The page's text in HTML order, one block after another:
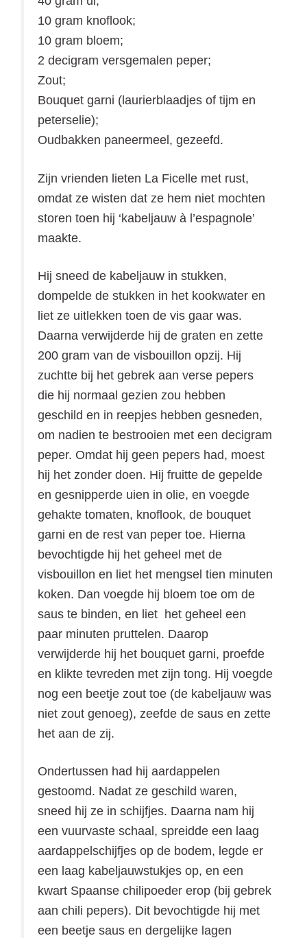
10 gram knoflook;
10 gram bloem;
2 decigram versgemalen peper;
Zout;
Bouquet garni (laurierblaadjes of tijm en
peterselie);
Oudbakken paneermeel, gezeefd.
Zijn vrienden lieten La Ficelle met rust,
omdat ze wisten dat ze hem niet mochten
storen toen hij ‘kabeljauw à l’espagnole’
maakte.
Hij sneed de kabeljauw in stukken,
dompelde de stukken in het kookwater en
liet ze uitlekken toen de vis gaar was.
Daarna verwijderde hij de graten en zette
200 gram van de visbouillon opzij. Hij
zuchtte bij het gebrek aan verse pepers
die hij normaal gezien zou hebben
geschild en in reepjes hebben gesneden,
om nadien te bestrooien met een decigram
peper. Omdat hij geen pepers had, moest
hij het zonder doen. Hij fruitte de gepelde
en gesnipperde uien in olie, en voegde
gehakte tomaten, knoflook, de bouquet
garni en de rest van peper toe. Hierna
bevochtigde hij het geheel met de
visbouillon en liet het mengsel tien minuten
koken. Dan voegde hij bloem toe om de
saus te binden, en liet het geheel een
paar minuten pruttelen. Daarop
verwijderde hij het bouquet garni, proefde
en klikte tevreden met zijn tong. Hij voegde
nog een beetje zout toe (de kabeljauw was
niet zout genoeg), zeefde de saus en zette
het aan de zij.
Ondertussen had hij aardappelen
gestoomd. Nadat ze geschild waren,
sneed hij ze in schijfjes. Daarna nam hij
een vuurvaste schaal, spreidde een laag
aardappelschijfjes op de bodem, legde er
een laag kabeljauwstukjes op, en een
kwart Spaanse chilipoeder erop (bij gebrek
aan chili pepers). Dit bevochtigde hij met
een beetje saus en dergelijke lagen